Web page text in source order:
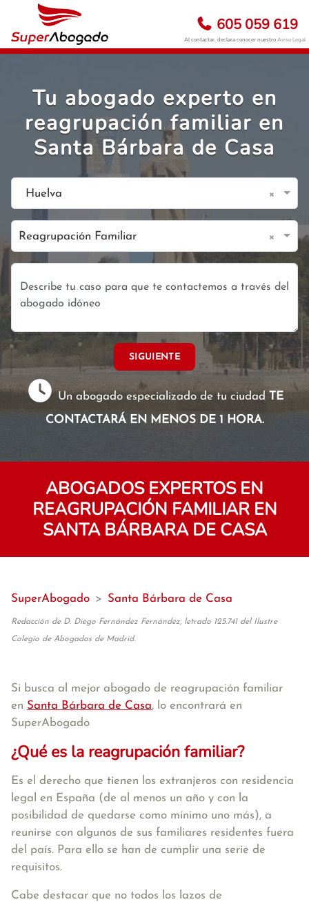
605 059 619
Al contactar, declara conocer nuestroAviso Legal
Tu abogado experto en
reagrupación familiar en
Santa Bárbara de Casa
Huelva ×
Reagrupación Familiar ×
SIGUIENTE
Un abogado especializado de tu ciudad TE
CONTACTARÁ EN MENOS DE 1 HORA.
ABOGADOS EXPERTOS EN
REAGRUPACIÓN FAMILIAR EN
SANTA BÁRBARA DE CASA
SuperAbogado > Santa Bárbara de Casa
Redacción de D. Diego Fernández Fernández, letrado 125.741 del Ilustre
Colegio de Abogados de Madrid.
Si busca al mejor abogado de reagrupación familiar
en Santa Bárbara de Casa, lo encontrará en
SuperAbogado
¿Qué es la reagrupación familiar?
Es el derecho que tienen los extranjeros con residencia
legal en España (de al menos un año y con la
posibilidad de quedarse como mínimo uno más), a
reunirse con algunos de sus familiares residentes fuera
del país. Para ello se han de cumplir una serie de
requisitos.
Cabe destacar que no todos los lazos de